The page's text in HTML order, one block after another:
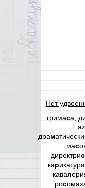
Нет
гримаса, ди
ал
драм
мас
директрис
кар
кавал
рос